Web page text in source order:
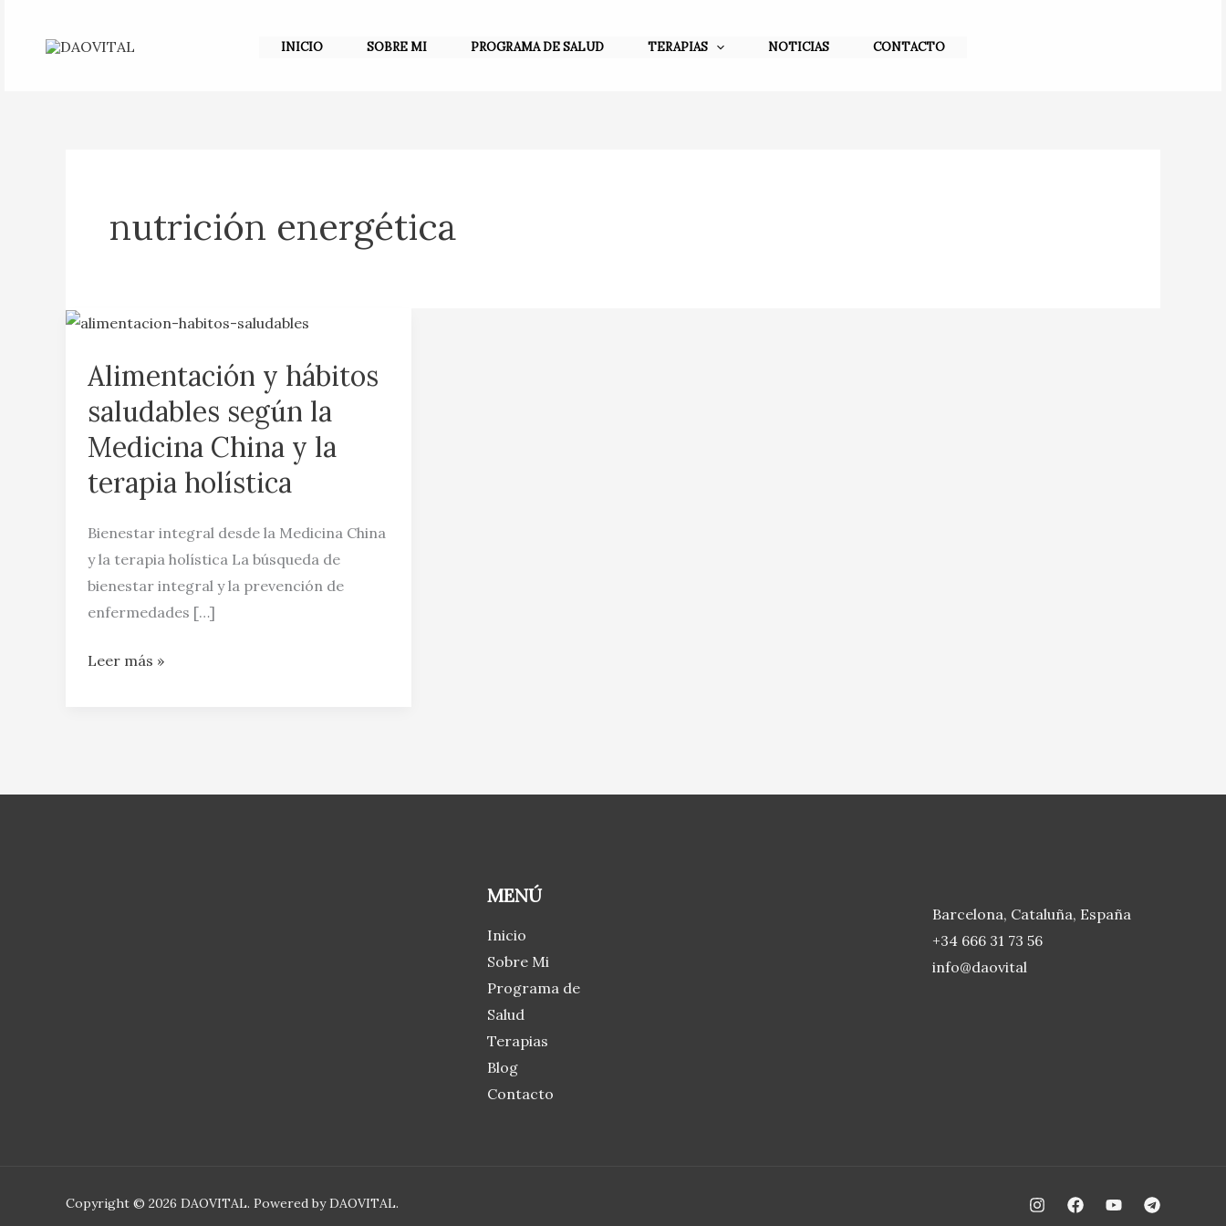
INICIO SOBRE MI PROGRAMA DE SALUD TERAPIAS NOTICIAS CONTACTO
nutrición energética
Alimentación y hábitos
saludables según la
Medicina China y la
terapia holística
Bienestar integral desde la Medicina China
y la terapia holística La búsqueda de
bienestar integral y la prevención de
enfermedades […]
Alimentación
hábitos
saludables
según
la
Medicina
y
la
terapia
holística
Leer más »
MENÚ
Inicio
Sobre Mi
Programa de
Salud
Terapias
Blog
Contacto
Barcelona, Cataluña, España
+34 666 31 73 56
info@daovital
Copyright © 2026 DAOVITAL. Powered by DAOVITAL.